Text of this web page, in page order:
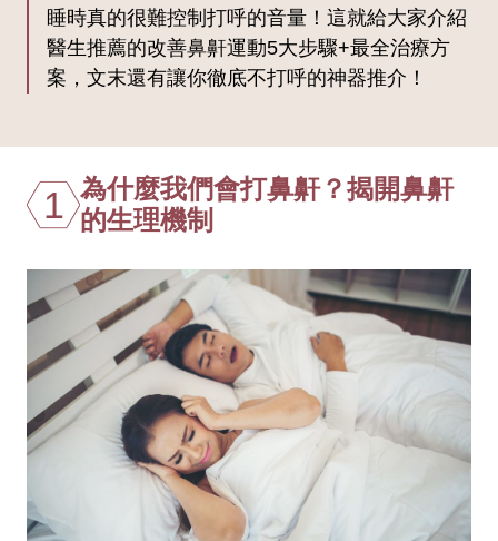
睡時真的很難控制打呼的音量！這就給大家介紹
醫生推薦的改善鼻鼾運動5大步驟+最全治療方
案，文末還有讓你徹底不打呼的神器推介！
1 為什麼我們會打鼻鼾？揭開鼻鼾
的生理機制